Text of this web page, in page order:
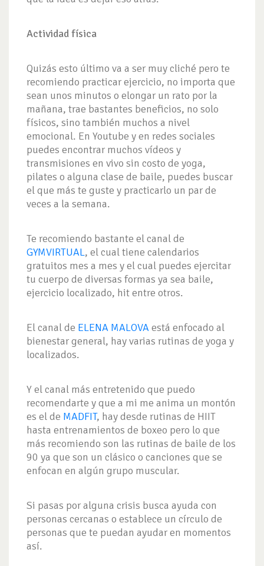
Actividad física
Quizás esto último va a ser muy cliché pero te
recomiendo practicar ejercicio, no importa que
sean unos minutos o elongar un rato por la
mañana, trae bastantes beneficios, no solo
físicos, sino también muchos a nivel
emocional. En Youtube y en redes sociales
puedes encontrar muchos vídeos y
transmisiones en vivo sin costo de yoga,
pilates o alguna clase de baile, puedes buscar
el que más te guste y practicarlo un par de
veces a la semana.
Te recomiendo bastante el canal de
GYMVIRTUAL, el cual tiene calendarios
gratuitos mes a mes y el cual puedes ejercitar
tu cuerpo de diversas formas ya sea baile,
ejercicio localizado, hit entre otros.
El canal de ELENA MALOVAestá enfocado al
bienestar general, hay varias rutinas de yoga y
localizados.
Y el canal más entretenido que puedo
recomendarte y que a mi me anima un montón
es el de MADFIT, hay desde rutinas de HIIT
hasta entrenamientos de boxeo pero lo que
más recomiendo son las rutinas de baile de los
90 ya que son un clásico o canciones que se
enfocan en algún grupo muscular.
Si pasas por alguna crisis busca ayuda con
personas cercanas o establece un círculo de
personas que te puedan ayudar en momentos
así.